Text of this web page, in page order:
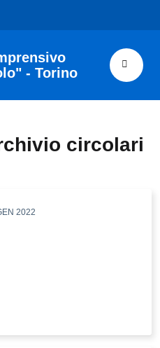
- Torino
circolari
2022